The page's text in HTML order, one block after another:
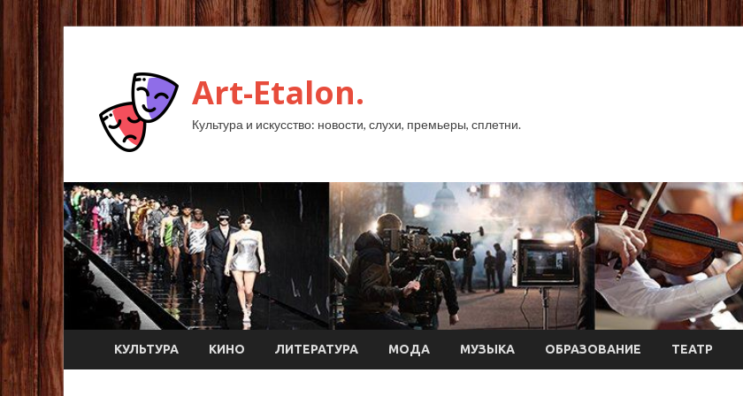
Art-Etalon.
Культура и искусство: новости, слухи, премьеры, сплетни.
КУЛЬТУРА КИНО ЛИТЕРАТУРА МОДА МУЗЫКА ОБРАЗОВАНИЕ ТЕАТР